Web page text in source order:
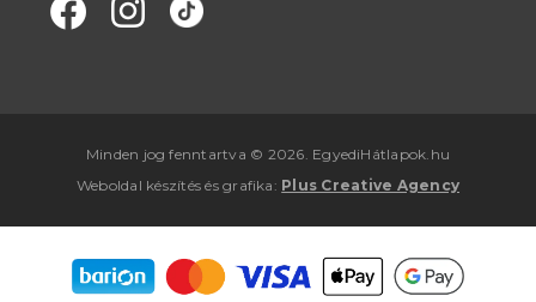
Minden jog fenntartva © 2026. EgyediHátlapok.hu
Weboldal készítés ésgrafika : Plus Creative Agency